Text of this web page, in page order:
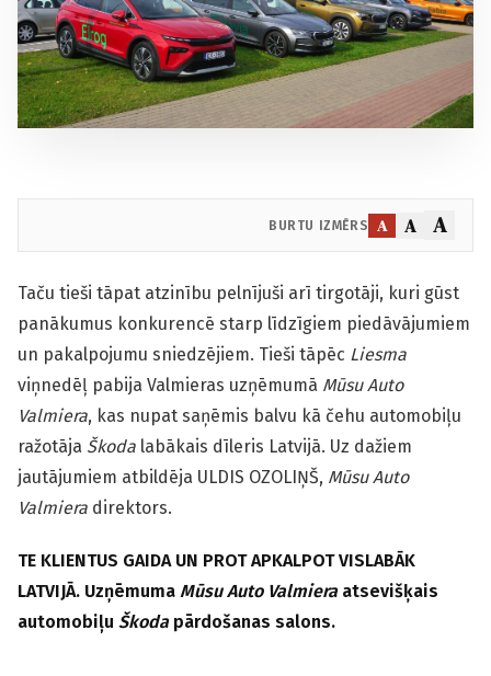
BURTU IZMĒRS A A A
Taču tieši tāpat atzinību pelnījuši arī tirgotāji, kuri gūst
panākumus konkurencē starp līdzīgiem piedāvājumiem
un pakalpojumu sniedzējiem. Tieši tāpēc Liesma
viņnedēļ pabija Valmieras uzņēmumā Mūsu Auto
Valmiera, kas nupat saņēmis balvu kā čehu automobiļu
ražotāja Škoda labākais dīleris Latvijā. Uz dažiem
jautājumiem atbildēja ULDIS OZOLIŅŠ, Mūsu Auto
Valmiera direktors.
TE KLIENTUS GAIDA UN PROT APKALPOT VISLABĀK
LATVIJĀ. Uzņēmuma Mūsu Auto Valmiera atsevišķais
automobiļu Škodapārdošanas salons.